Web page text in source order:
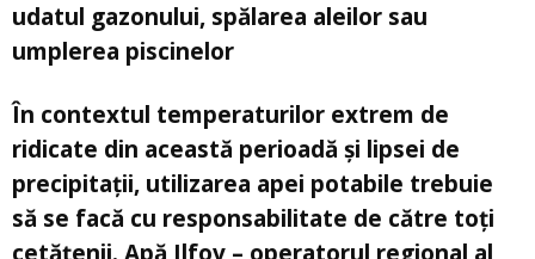
udatul gazonului, spălarea aleilor sau
umplerea piscinelor
În contextul temperaturilor extrem de
ridicate din această perioadă și lipsei de
precipitații, utilizarea apei potabile trebuie
să se facă cu responsabilitate de către toți